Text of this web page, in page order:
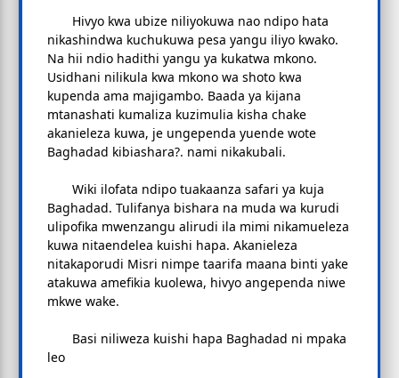
Hivyo kwa ubize niliyokuwa nao ndipo hata
nikashindwa kuchukuwa pesa yangu iliyo kwako.
Na hii ndio hadithi yangu ya kukatwa mkono.
Usidhani nilikula kwa mkono wa shoto kwa
kupenda ama majigambo. Baada ya kijana
mtanashati kumaliza kuzimulia kisha chake
akanieleza kuwa, je ungependa yuende wote
Baghadad kibiashara?. nami nikakubali.
Wiki ilofata ndipo tuakaanza safari ya kuja
Baghadad. Tulifanya bishara na muda wa kurudi
ulipofika mwenzangu alirudi ila mimi nikamueleza
kuwa nitaendelea kuishi hapa. Akanieleza
nitakaporudi Misri nimpe taarifa maana binti yake
atakuwa amefikia kuolewa, hivyo angependa niwe
mkwe wake.
Basi niliweza kuishi hapa Baghadad ni mpaka
leo